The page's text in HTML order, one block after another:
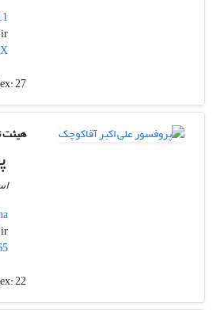
m.ghassemieh
27
هیئت
a_agha
22